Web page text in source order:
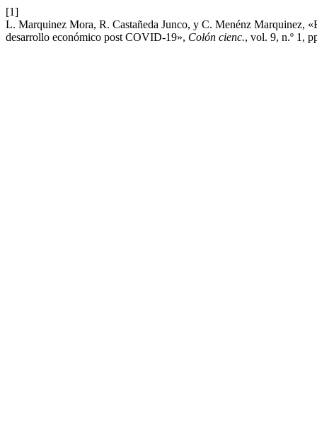
[1]
L. Marquinez Mora, R. Castañeda Junco, y C. Menénz Marquinez,
desarrollo económico post COVID-19», Colón cienc., vol. 9, n.º 1,